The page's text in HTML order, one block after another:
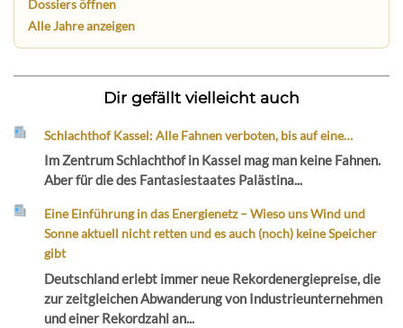
Dossiers öffnen
Alle Jahre anzeigen
Dir gefällt vielleicht auch
Schlachthof Kassel: Alle Fahnen verboten, bis auf eine…
Im Zentrum Schlachthof in Kassel mag man keine Fahnen.
Aber für die des Fantasiestaates Palästina...
Eine Einführung in das Energienetz – Wieso uns Wind und
Sonne aktuell nicht retten und es auch (noch) keine Speicher
gibt
Deutschland erlebt immer neue Rekordenergiepreise, die
zur zeitgleichen Abwanderung von Industrieunternehmen
und einer Rekordzahl an...